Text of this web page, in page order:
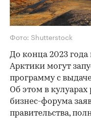
Фото: Shutterstock
До конца 2023
Арктики могут
программу с
Об этом в кулуарах
бизнес-форума
правительства,